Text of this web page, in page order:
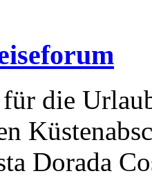
die
Dorada